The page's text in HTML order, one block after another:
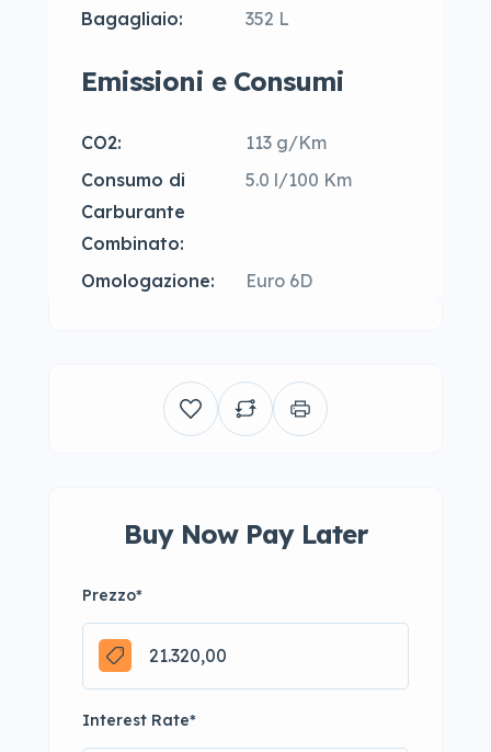
Bagagliaio:
352 L
Emissioni e Consumi
CO2:
113 g/Km
Consumo di
Carburante
Combinato:
5.0 l/100 Km
Omologazione: Euro 6D
Buy Now Pay Later
Prezzo*
Interest Rate*